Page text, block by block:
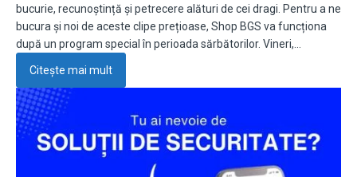
bucurie, recunoștință și petrecere alături de cei dragi. Pentru a ne
bucura și noi de aceste clipe prețioase, Shop BGS va funcționa
după un program special în perioada sărbătorilor. Vineri,…
Citește mai mult